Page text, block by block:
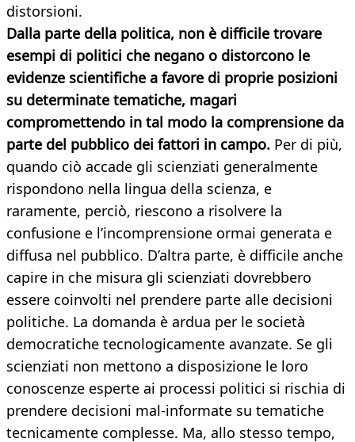
distorsioni.
Dalla parte della politica, non è difficile trovare
esempi di politici che negano o distorcono le
evidenze scientifiche a favore di proprie posizioni
su determinate tematiche, magari
compromettendo in tal modo la comprensione da
parte del pubblico dei fattori in campo. Per di più,
quando ciò accade gli scienziati generalmente
rispondono nella lingua della scienza, e
raramente, perciò, riescono a risolvere la
confusione e l’incomprensione ormai generata e
diffusa nel pubblico. D’altra parte, è difficile anche
capire in che misura gli scienziati dovrebbero
essere coinvolti nel prendere parte alle decisioni
politiche. La domanda è ardua per le società
democratiche tecnologicamente avanzate. Se gli
scienziati non mettono a disposizione le loro
conoscenze esperte ai processi politici si rischia di
prendere decisioni mal-informate su tematiche
tecnicamente complesse. Ma, allo stesso tempo,